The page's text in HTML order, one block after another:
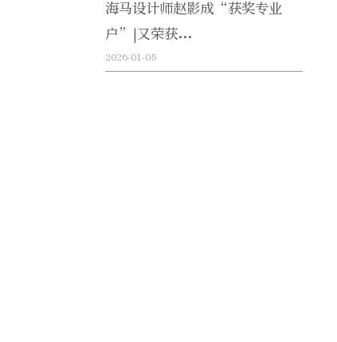
海马设计师赵影成“获奖专业
户”|又荣获...
2026-01-05